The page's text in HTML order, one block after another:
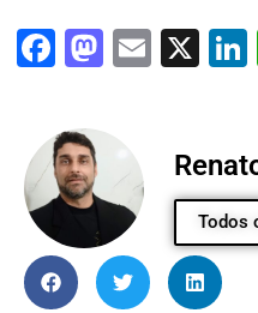
Facebook
Email
X
Todos